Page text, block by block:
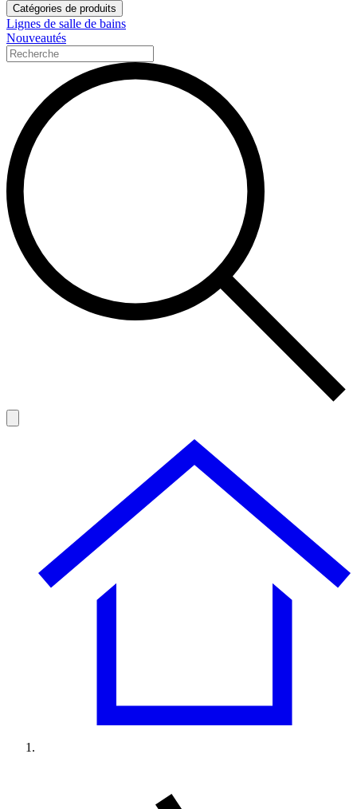
Catégories de produits
Lignes de salle de bains
Nouveautés